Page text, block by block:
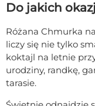
Do jakich
Różana Chmurka
liczy się nie tylko
koktajl na letnie
urodziny, randkę,
tarasie.